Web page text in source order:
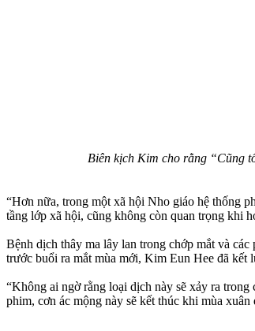
Biên kịch Kim cho rằng “Cũng
“Hơn nữa, trong một xã hội Nho giáo hệ thống
tầng lớp xã hội, cũng không còn quan trọng khi
Bệnh dịch thây ma lây lan trong chớp mắt và
trước buổi ra mắt mùa mới, Kim Eun Hee đã kết
“Không ai ngờ rằng loại dịch này sẽ xảy ra
phim, cơn ác mộng này sẽ kết thúc khi mùa xuân